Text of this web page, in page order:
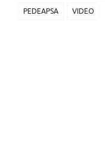
PEDEAPSA VIDEO